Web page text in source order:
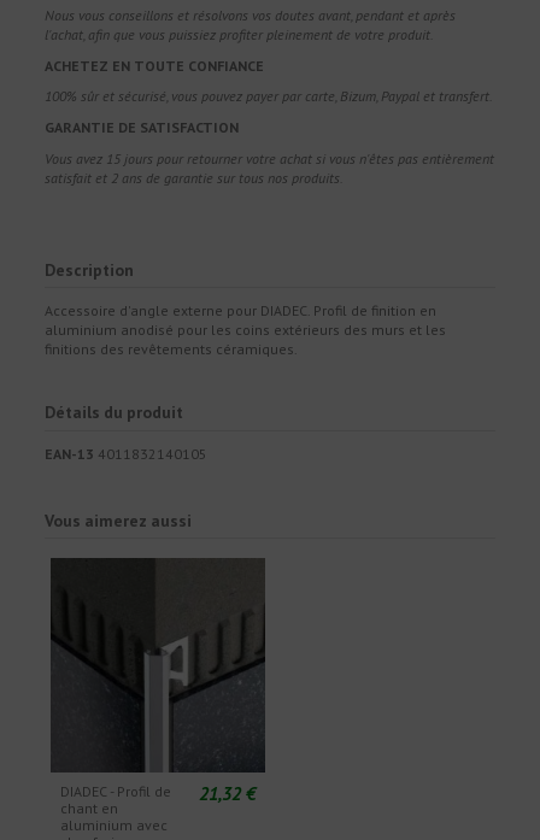
Nous vous conseillons et résolvons vos doutes avant, pendant et après
l'achat, afin que vous puissiez profiter pleinement de votre produit.
ACHETEZ EN TOUTE CONFIANCE
100% sûr et sécurisé, vous pouvez payer par carte, Bizum, Paypal et transfert.
GARANTIE DE SATISFACTION
Vous avez 15 jours pour retourner votre achat si vous n'êtes pas entièrement
satisfait et 2 ans de garantie sur tous nos produits.
Description
Accessoire d'angle externe pour DIADEC. Profil de finition en
aluminium anodisé pour les coins extérieurs des murs et les
finitions des revêtements céramiques.
Détails du produit
EAN-13 4011832140105
Vous aimerez aussi
DIADEC - Profil de
chant en
aluminium avec
21,32 €